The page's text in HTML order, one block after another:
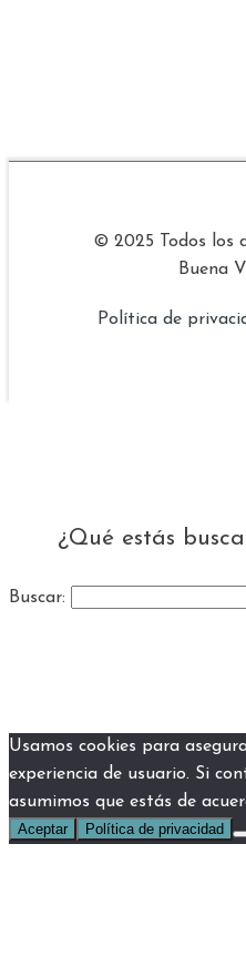
© 2025 Todos los
Buena
Política de
¿Qué estás
Buscar:
Usamos cookies para
experiencia de usuario. Si
asumimos que estás de
Aceptar Política de privacidad